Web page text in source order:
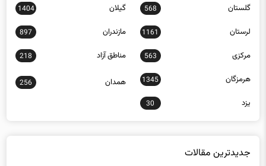
لرستان 1161 مازندران 897
مرکزی 563 مناطق آزاد 218
هرمزگان 1345
256
یزد 30